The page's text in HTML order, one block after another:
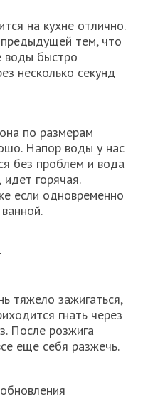
на кухне отлично.
тем, что
воды быстро
несколько секунд
по размерам
Напор воды у нас
без проблем и вода
горячая.
если одновременно
тяжело зажигаться,
гнать через
После розжига
еще себя разжечь.